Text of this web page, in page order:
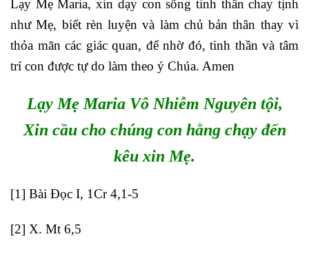
Lạy Mẹ Maria, xin dạy con sống tinh thần chay tịnh
như Mẹ, biết rèn luyện và làm chủ bản thân thay vì
thỏa mãn các giác quan, để nhờ đó, tinh thần và tâm
trí con được tự do làm theo ý Chúa. Amen
Lạy Mẹ Maria Vô Nhiễm Nguyên tội,
Xin cầu cho chúng con hằng chạy đến
kêu xin Mẹ.
[1] Bài Đọc I, 1Cr 4,1-5
[2] X. Mt 6,5